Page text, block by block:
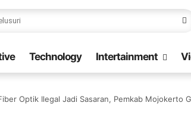
Technology Intertainment
Optik Ilegal Jadi Sasaran, Pemkab Mojokerto